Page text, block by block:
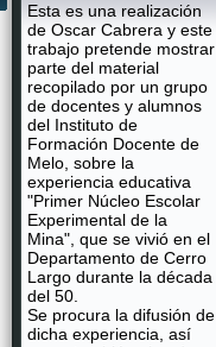
Esta es una realización
de Oscar Cabrera y este
trabajo pretende mostrar
parte del material
recopilado por un grupo
de docentes y alumnos
del Instituto de
Formación Docente de
Melo, sobre la
experiencia educativa
"Primer Núcleo Escolar
Experimental de la
Mina", que se vivió en el
Departamento de Cerro
Largo durante la década
del 50.
Se procura la difusión de
dicha experiencia, así